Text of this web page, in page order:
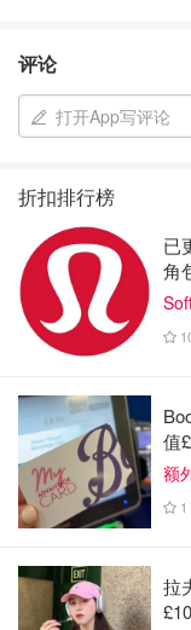
火山熔岩洞
评论
打开App写评论
折扣排行榜
已
角
值
额
1
拉